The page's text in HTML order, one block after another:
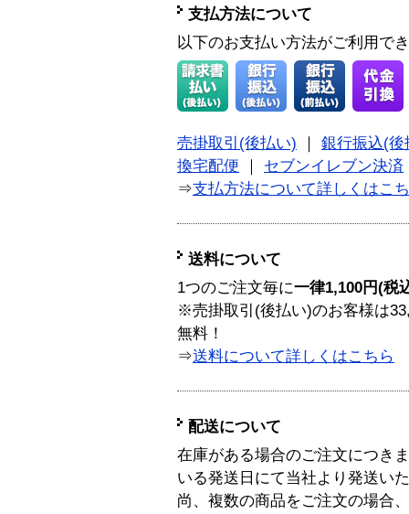
支払方法について
以下のお支払い方法がご利用で
売掛取引(後払い)
銀行振込(後
換宅配便
セブンイレブン決済
⇒支払方法について詳しくはこ
送料について
1つのご注文毎に一律1,100円(税
※売掛取引(後払い)のお客様は
無料！
⇒送料について詳しくはこちら
配送について
在庫がある場合のご注文につき
いる発送日にて当社より発送い
尚、複数の商品をご注文の場合